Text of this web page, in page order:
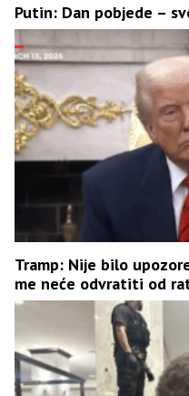
Putin: Dan pobjede –
Tramp: Nije bilo
me neće odvratiti od